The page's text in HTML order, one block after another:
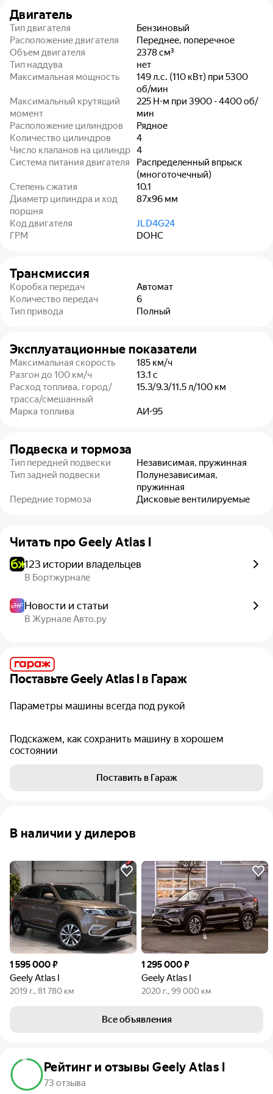
Двигатель
Тип двигателя
Бензиновый
Расположение двигателя
Переднее, поперечное
Объем двигателя
2378см³
Тип наддува
нет
Максимальная мощность
149 л.с. (110 кВт) при 5300
об/мин
Максимальный крутящий
момент
225 Н⋅м при 3900 - 4400 об/
мин
Расположение цилиндров
Рядное
Количество цилиндров
4
Число клапанов на цилиндр 4
Система питания двигателя
Распределенный впрыск
(многоточечный)
Степень сжатия
10.1
Диаметр цилиндра и ход
поршня
87x96 мм
Код двигателя
JLD4G24
ГРМ
DOHC
Трансмиссия
Коробка передач
Автомат
Количество передач
6
Тип привода
Полный
Эксплуатационные показатели
Максимальная скорость 185 км/ч
Разгон до 100 км/ч
13.1 с
Расход топлива, город/
трасса/смешанный
15.3/9.3/11.5л/100 км
Марка топлива АИ-95
Подвеска и тормоза
Тип передней подвески
Независимая, пружинная
Тип задней подвески
Полунезависимая,
пружинная
Передние тормоза
Дисковые вентилируемые
Читать проGeely Atlas I
123 истории владельцев
В Бортжурнале
Новости и статьи
В Журнале Авто.ру
ПоставьтеGeely Atlas I в Гараж
Параметры машины всегда под рукой
Подскажем, как сохранить машину в хорошем
состоянии
Поставить в Гараж
В наличии у дилеров
1 595 000 ₽
Geely Atlas I
2019 г., 81 780 км
1 295 000 ₽
Geely Atlas I
2020 г., 99 000 км
Все объявления
Рейтинг и отзывы Geely Atlas I
73 отзыва